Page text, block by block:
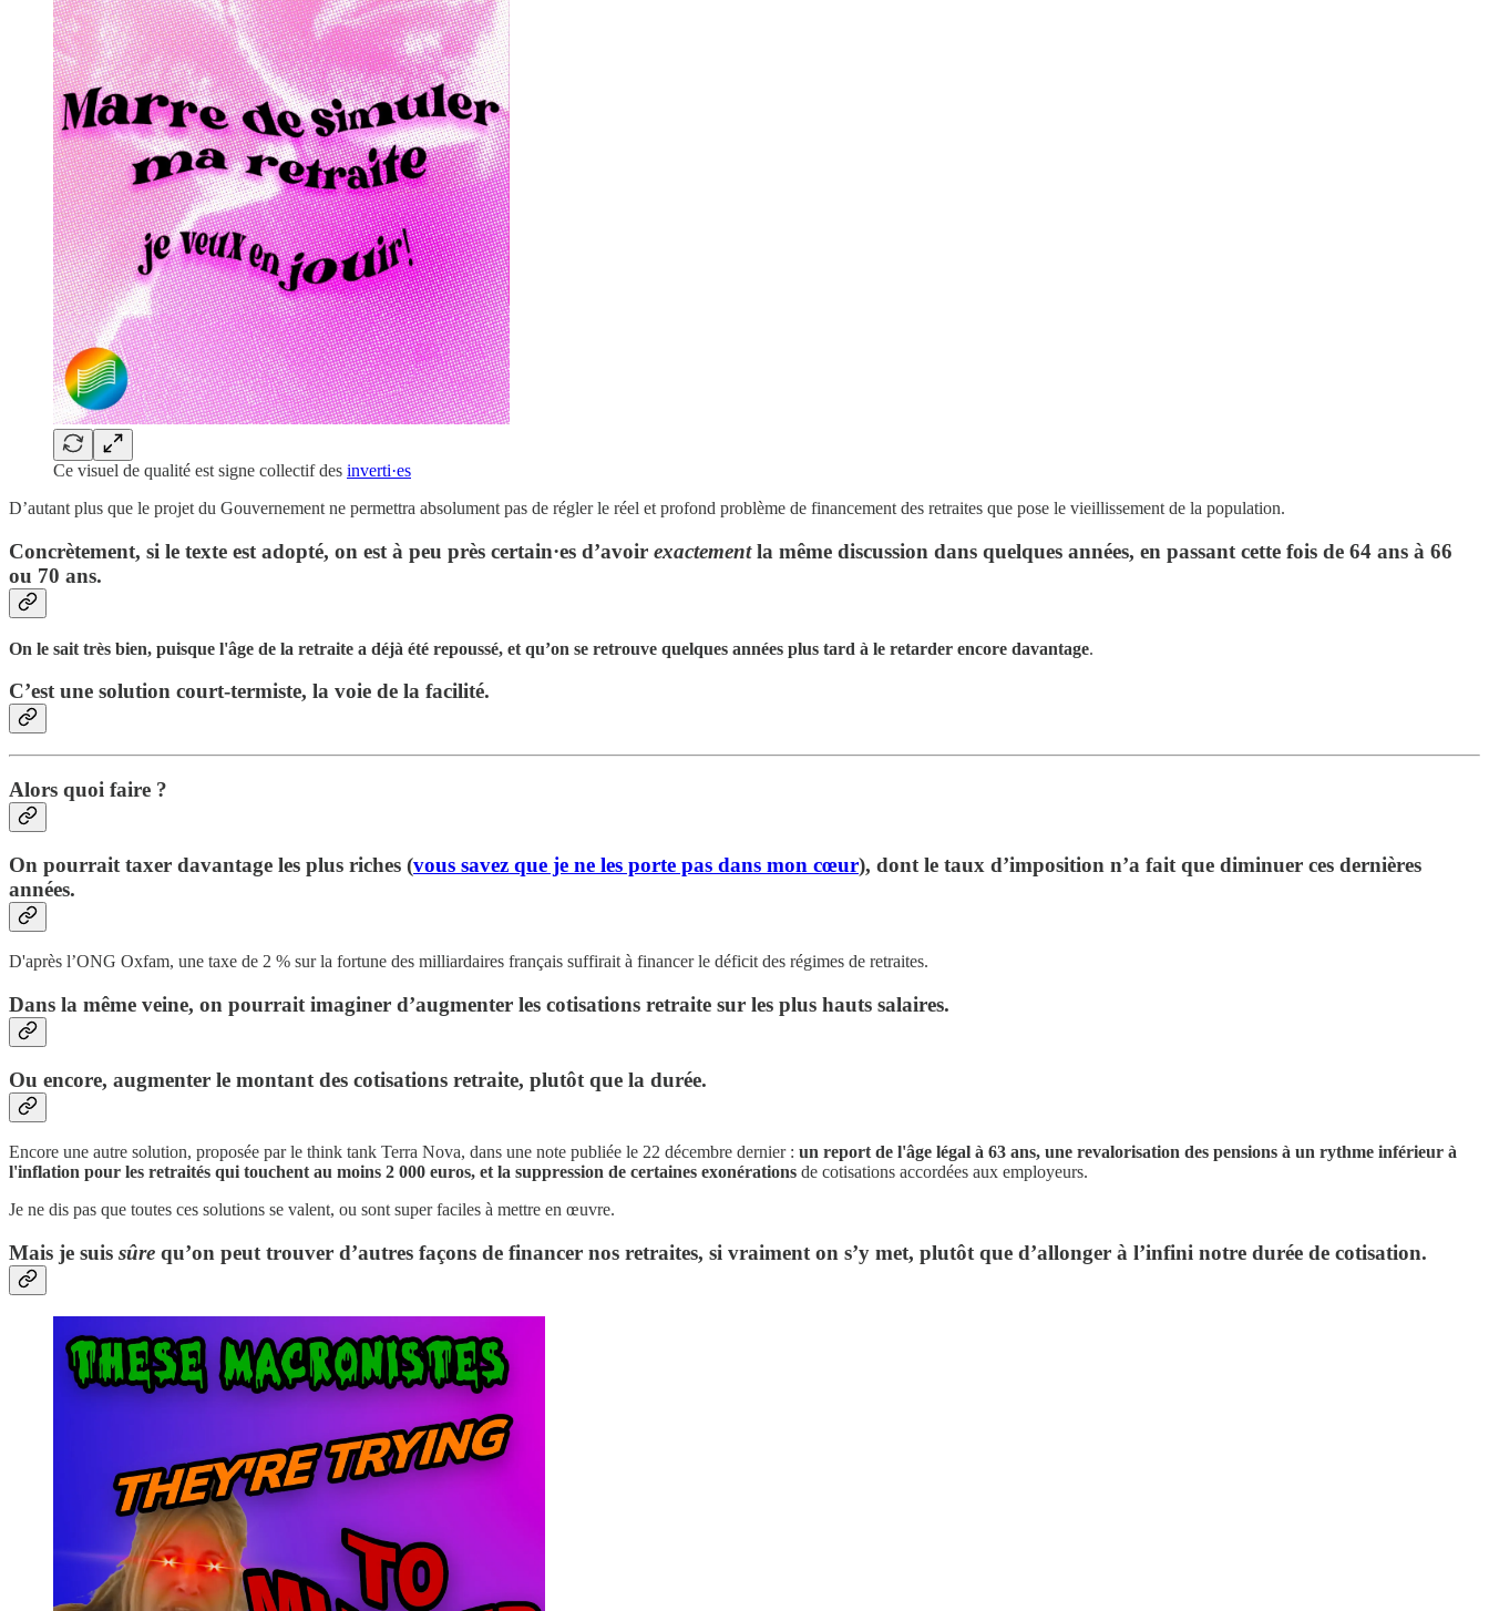
Ce visuel de qualité est signe collectif des inverti·es
D’autant plus que le projet du Gouvernement ne permettra absolument pas de régler le réel et profond problème de financement des retraites que pose le vieillissement de la population.
Concrètement, si le texte est adopté, on est à peu près certain·es d’avoir exactementla même discussion dans quelques années, en passant cette fois de 64 ans à 66
ou 70 ans.
On le sait très bien, puisque l'âge de la retraite a déjà été repoussé, et qu’on se retrouve quelques années plus tard à le retarder encore davantage.
C’est une solution court-termiste, la voie de la facilité.
Alors quoi faire ?
On pourrait taxer davantage les plus riches (vous savez que je ne les porte pas dans mon cœur), dont le taux d’imposition n’a fait que diminuer ces dernières
années.
D'après l’ONG Oxfam, une taxe de 2 % sur la fortune des milliardaires français suffirait à financer le déficit des régimes de retraites.
Dans la même veine, on pourrait imaginer d’augmenter les cotisations retraite sur les plus hauts salaires.
Ou encore, augmenter le montant des cotisations retraite, plutôt que la durée.
Encore une autre solution, proposée par le think tank Terra Nova, dans une note publiée le 22 décembre dernier : un report de l'âge légal à 63 ans, une revalorisation des pensions à un rythme inférieur à
l'inflation pour les retraités qui touchent au moins 2 000 euros, et la suppression de certaines exonérations de cotisations accordées aux employeurs.
Je ne dis pas que toutes ces solutions se valent, ou sont super faciles à mettre en œuvre.
Mais je suis sûre qu’on peut trouver d’autres façons de financer nos retraites, si vraiment on s’y met, plutôt que d’allonger à l’infini notre durée de cotisation.